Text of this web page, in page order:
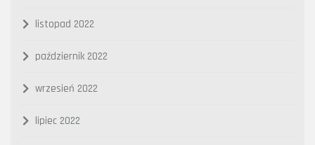
listopad 2022
październik 2022
wrzesień 2022
lipiec 2022